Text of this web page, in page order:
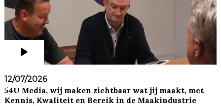
12/07/2026
54U Media, wij maken zichtbaar wat jij maakt, met
Kennis, Kwaliteit en Bereik in de Maakindustrie